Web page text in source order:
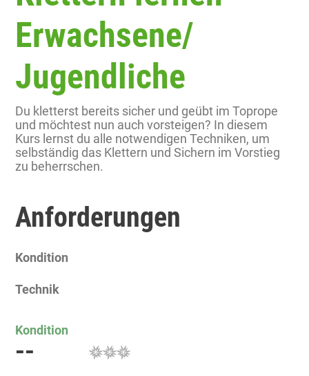
Erwachsene/
Jugendliche
Du kletterst bereits sicher und geübt im Toprope
und möchtest nun auch vorsteigen? In diesem
Kurs lernst du alle notwendigen Techniken, um
selbständig das Klettern und Sichern im Vorstieg
zu beherrschen.
Anforderungen
Kondition
Technik
Kondition
--